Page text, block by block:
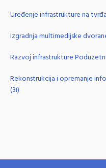
Uređenje infrastrukture na
Izgradnja multimedijske
Razvoj infrastrukture
Rekonstrukcija i opremanje
(3i)